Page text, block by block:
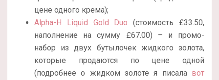
цене одного крема);
Alpha-H Liquid Gold Duo (стоимость £33.50,
наполнение на сумму £67.00) – и промо-
набор из двух бутылочек жидкого золота,
которые продаются по цене одной
(подробнее о жидком золоте я писала вот